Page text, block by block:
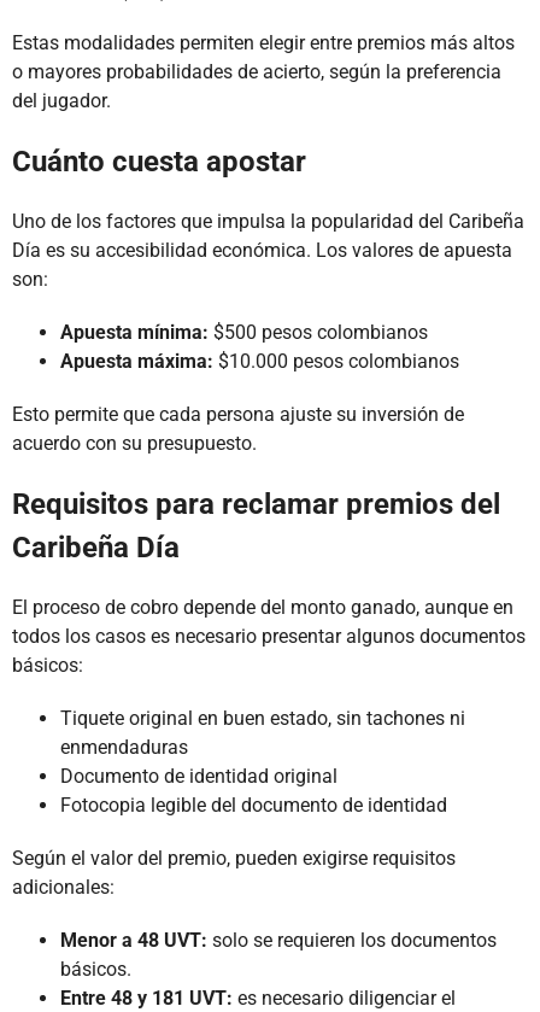
Estas modalidades permiten elegir entre premios más altos
o mayores probabilidades de acierto, según la preferencia
del jugador.
Cuánto cuesta apostar
Uno de los factores que impulsa la popularidad del Caribeña
Día es su accesibilidad económica. Los valores de apuesta
son:
Apuesta mínima: $500 pesos colombianos
Apuesta máxima: $10.000 pesos colombianos
Esto permite que cada persona ajuste su inversión de
acuerdo con su presupuesto.
Requisitos para reclamar premios del
Caribeña Día
El proceso de cobro depende del monto ganado, aunque en
todos los casos es necesario presentar algunos documentos
básicos:
Tiquete original en buen estado, sin tachones ni
enmendaduras
Documento de identidad original
Fotocopia legible del documento de identidad
Según el valor del premio, pueden exigirse requisitos
adicionales:
Menor a 48 UVT: solo se requieren los documentos
básicos.
Entre 48 y 181 UVT: es necesario diligenciar el